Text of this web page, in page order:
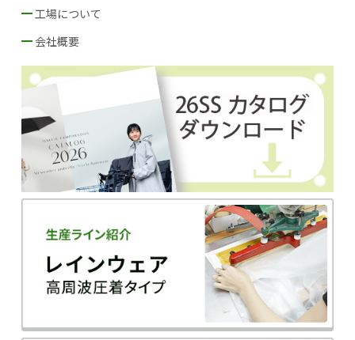
工場について
会社概要